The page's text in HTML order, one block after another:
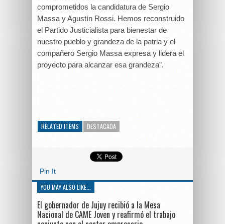
comprometidos la candidatura de Sergio
Massa y Agustín Rossi. Hemos reconstruido
el Partido Justicialista para bienestar de
nuestro pueblo y grandeza de la patria y el
compañero Sergio Massa expresa y lidera el
proyecto para alcanzar esa grandeza”.
RELATED ITEMS DESTACADA
Pin It
YOU MAY ALSO LIKE...
El gobernador de Jujuy recibió a la Mesa
Nacional de CAME Joven y reafirmó el trabajo